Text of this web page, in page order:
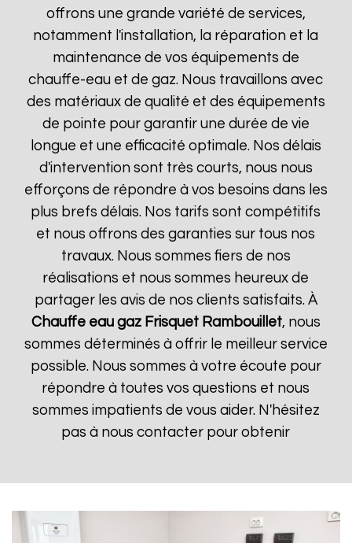
offrons une grande variété de services,
notamment l'installation, la réparation et la
maintenance de vos équipements de
chauffe-eau et de gaz. Nous travaillons avec
des matériaux de qualité et des équipements
de pointe pour garantir une durée de vie
longue et une efficacité optimale. Nos délais
d'intervention sont très courts, nous nous
efforçons de répondre à vos besoins dans les
plus brefs délais. Nos tarifs sont compétitifs
et nous offrons des garanties sur tous nos
travaux. Nous sommes fiers de nos
réalisations et nous sommes heureux de
partager les avis de nos clients satisfaits. À
Chauffe eau gaz Frisquet Rambouillet, nous
sommes déterminés à offrir le meilleur service
possible. Nous sommes à votre écoute pour
répondre à toutes vos questions et nous
sommes impatients de vous aider. N'hésitez
pas à nous contacter pour obtenir